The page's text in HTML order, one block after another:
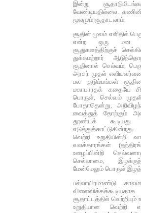
இன்று
வேண்டியதில்லை.
மூலமும் சூதாடலாம்.
சூதின் மூலம் எளிதில்
என்ற ஒரு மன
சூதுகளத்திற்குச்
துக்கமற்றார்
சூதினால் செல்வம்,
அரசர் முதல்
பல குடும்பங்கள்
மகாபாரதக் கதையே
பொருள், செல்வம்
போதாதென்று,
வைத்துத் தோற்கும்
தூண்டக்
வெற்றி உறுதியின்றி
வலக்காரங்கள்
உழைப்பின்றி
செல்லாமை,
மேன்மேலும் பொருள்
பல்லாயிரமாண்டு
சூதாட்டத்தில்
உறுதியான வெற்றி